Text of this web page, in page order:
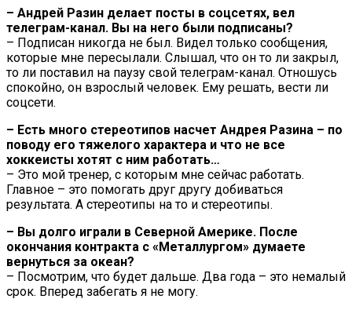
– Андрей Разин делает посты в соцсетях, вел
телеграм-канал. Вы на него были подписаны?
– Подписан никогда не был. Видел только сообщения,
которые мне пересылали. Слышал, что он то ли закрыл,
то ли поставил на паузу свой телеграм-канал. Отношусь
спокойно, он взрослый человек. Ему решать, вести ли
соцсети.
– Есть много стереотипов насчет Андрея Разина – по
поводу его тяжелого характера и что не все
хоккеисты хотят с ним работать…
– Это мой тренер, с которым мне сейчас работать.
Главное – это помогать друг другу добиваться
результата. А стереотипы на то и стереотипы.
– Вы долго играли в Северной Америке. После
окончания контракта с «Металлургом» думаете
вернуться за океан?
– Посмотрим, что будет дальше. Два года – это немалый
срок. Вперед забегать я не могу.